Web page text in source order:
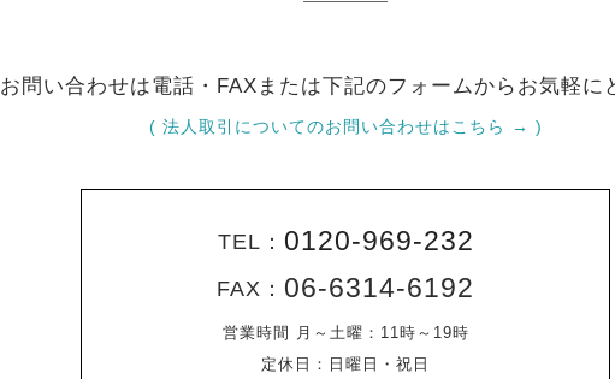
お問い合わせは電話・FAXまたは下記のフォームからお気軽に
( 法人取引についてのお問い合わせはこちら → )
TEL： 0120-969-232
FAX： 06-6314-6192
営業時間 月～土曜：11時～19時
定休日：日曜日・祝日